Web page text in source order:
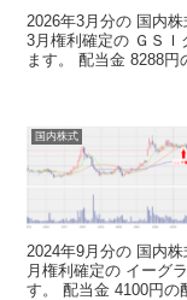
2026年3月分の 国内
3月権利確定の ＧＳＩ
ます。 配当金 8288
国内株式
2024年9月分の 国内
月権利確定の イーグ
す。 配当金 4100円の